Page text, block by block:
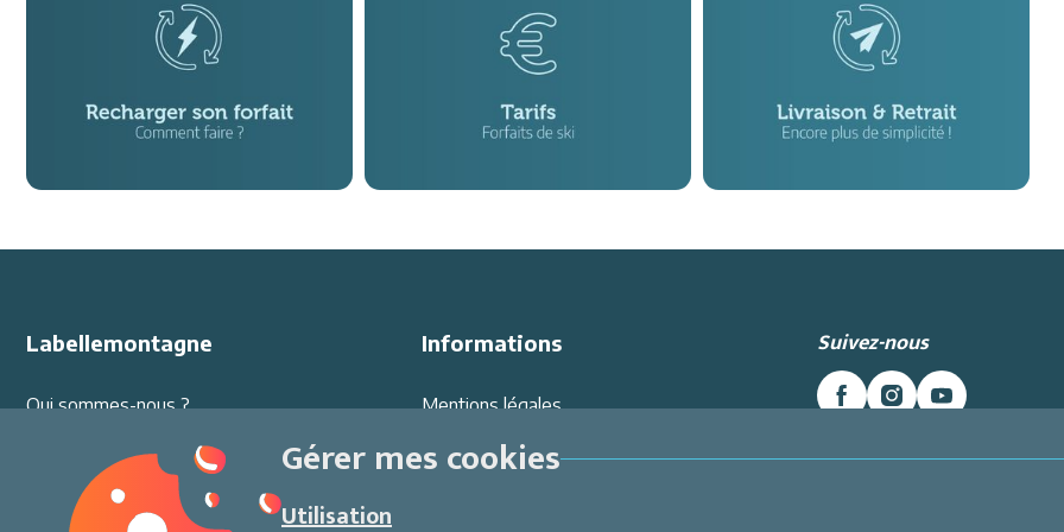
Labellemontagne
Qui sommes-nous ?
Partenariats
Ambassadeurs
Informations
Mentions légales
Protection des données
Conditions Générales de Vente
Suivez-nous
Gérer mes cookies
Utilisation